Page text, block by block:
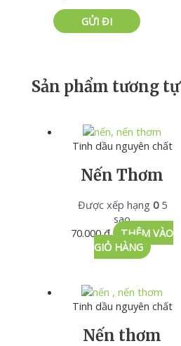
Sản phẩm tương tự
Tinh dầu nguyên chất
Nến Thơm
Được xếp hạng 05
sao
70.000₫
THÊM VÀO
GIỎ HÀNG
Tinh dầu nguyên chất
Nến thơm